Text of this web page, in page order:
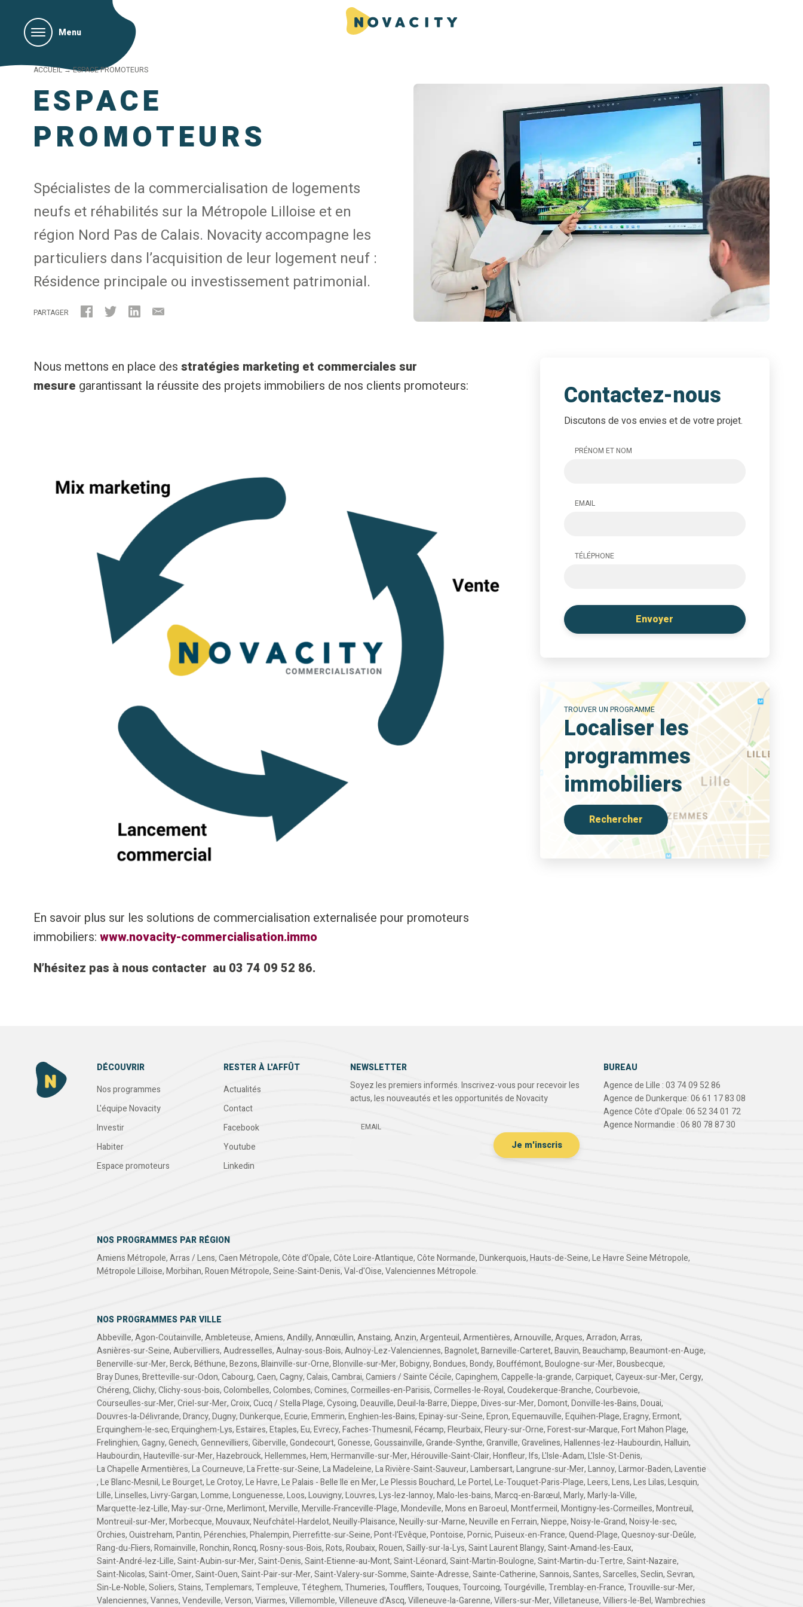
Menu
ACCUEIL→ESPACE PROMOTEURS
ESPACE
PROMOTEURS
Spécialistes de la commercialisation de logements
neufs et réhabilités sur la Métropole Lilloise et en
région Nord Pas de Calais. Novacity accompagne les
particuliers dans l’acquisition de leur logement neuf :
Résidence principale ou investissement patrimonial.
PARTAGER
Nous mettons en place des stratégies marketing et commerciales sur
mesure garantissant la réussite des projets immobiliers de nos clients promoteurs:
En savoir plus sur les solutions de commercialisation externalisée pour promoteurs
immobiliers: www.novacity-commercialisation.immo
N’hésitez pas à nous contacter au 03 74 09 52 86.
Contactez-nous
Discutons de vos envies et de votre projet.
PRÉNOM ET NOM
EMAIL
TÉLÉPHONE
TROUVER UN PROGRAMME
Localiser les
programmes
immobiliers
Rechercher
DÉCOUVRIR
Nos programmes
L'équipe Novacity
Investir
Habiter
Espace promoteurs
RESTER À L'AFFÛT
Actualités
Contact
Facebook
Youtube
Linkedin
NEWSLETTER
Soyez les premiers informés. Inscrivez-vous pour recevoir les
actus, les nouveautés et les opportunités de Novacity
EMAIL
BUREAU
Agence de Lille : 03 74 09 52 86
Agence de Dunkerque: 06 61 17 83 08
Agence Côte d'Opale: 06 52 34 01 72
Agence Normandie : 06 80 78 87 30
NOS PROGRAMMES PAR RÉGION
Amiens Métropole,Arras / Lens,Caen Métropole,Côte d’Opale,Côte Loire-Atlantique,Côte Normande,Dunkerquois,Hauts-de-Seine,Le Havre Seine Métropole,
Métropole Lilloise,Morbihan,Rouen Métropole,Seine-Saint-Denis,Val-d'Oise,Valenciennes Métropole.
NOS PROGRAMMES PAR VILLE
Abbeville,Agon-Coutainville,Ambleteuse,Amiens,Andilly,Annœullin,Anstaing,Anzin,Argenteuil,Armentières,Arnouville,Arques,Arradon,Arras,
Asnières-sur-Seine,Aubervilliers,Audresselles,Aulnay-sous-Bois,Aulnoy-Lez-Valenciennes,Bagnolet,Barneville-Carteret,Bauvin,Beauchamp,Beaumont-en-Auge,
Benerville-sur-Mer,Berck,Béthune,Bezons,Blainville-sur-Orne,Blonville-sur-Mer,Bobigny,Bondues,Bondy,Bouffémont,Boulogne-sur-Mer,Bousbecque,
Bray Dunes,Bretteville-sur-Odon,Cabourg,Caen,Cagny,Calais,Cambrai,Camiers / Sainte Cécile,Capinghem,Cappelle-la-grande,Carpiquet,Cayeux-sur-Mer,Cergy,
Chéreng,Clichy,Clichy-sous-bois,Colombelles,Colombes,Comines,Cormeilles-en-Parisis,Cormelles-le-Royal,Coudekerque-Branche,Courbevoie,
Courseulles-sur-Mer,Criel-sur-Mer,Croix,Cucq / Stella Plage,Cysoing,Deauville,Deuil-la-Barre,Dieppe,Dives-sur-Mer,Domont,Donville-les-Bains,Douai,
Douvres-la-Délivrande,Drancy,Dugny,Dunkerque,Ecurie,Emmerin,Enghien-les-Bains,Epinay-sur-Seine,Epron,Equemauville,Equihen-Plage,Eragny,Ermont,
Erquinghem-le-sec,Erquinghem-Lys,Estaires,Etaples,Eu,Evrecy,Faches-Thumesnil,Fécamp,Fleurbaix,Fleury-sur-Orne,Forest-sur-Marque,Fort Mahon Plage,
Frelinghien,Gagny,Genech,Gennevilliers,Giberville,Gondecourt,Gonesse,Goussainville,Grande-Synthe,Granville,Gravelines,Hallennes-lez-Haubourdin,Halluin,
Haubourdin,Hauteville-sur-Mer,Hazebrouck,Hellemmes,Hem,Hermanville-sur-Mer,Hérouville-Saint-Clair,Honfleur,Ifs,L'Isle-Adam,L'Isle-St-Denis,
La Chapelle Armentières,La Courneuve,La Frette-sur-Seine,La Madeleine,La Rivière-Saint-Sauveur,Lambersart,Langrune-sur-Mer,Lannoy,Larmor-Baden,Laventie
,Le Blanc-Mesnil,Le Bourget,Le Crotoy,Le Havre,Le Palais - Belle Ile en Mer,Le Plessis Bouchard,Le Portel,Le-Touquet-Paris-Plage,Leers,Lens,Les Lilas,Lesquin,
Lille,Linselles,Livry-Gargan,Lomme,Longuenesse,Loos,Louvigny,Louvres,Lys-lez-lannoy,Malo-les-bains,Marcq-en-Barœul,Marly,Marly-la-Ville,
Marquette-lez-Lille,May-sur-Orne,Merlimont,Merville,Merville-Franceville-Plage,Mondeville,Mons en Baroeul,Montfermeil,Montigny-les-Cormeilles,Montreuil,
Montreuil-sur-Mer,Morbecque,Mouvaux,Neufchâtel-Hardelot,Neuilly-Plaisance,Neuilly-sur-Marne,Neuville en Ferrain,Nieppe,Noisy-le-Grand,Noisy-le-sec,
Orchies,Ouistreham,Pantin,Pérenchies,Phalempin,Pierrefitte-sur-Seine,Pont-l'Evêque,Pontoise,Pornic,Puiseux-en-France,Quend-Plage,Quesnoy-sur-Deûle,
Rang-du-Fliers,Romainville,Ronchin,Roncq,Rosny-sous-Bois,Rots,Roubaix,Rouen,Sailly-sur-la-Lys,Saint Laurent Blangy,Saint-Amand-les-Eaux,
Saint-André-lez-Lille,Saint-Aubin-sur-Mer,Saint-Denis,Saint-Etienne-au-Mont,Saint-Léonard,Saint-Martin-Boulogne,Saint-Martin-du-Tertre,Saint-Nazaire,
Saint-Nicolas,Saint-Omer,Saint-Ouen,Saint-Pair-sur-Mer,Saint-Valery-sur-Somme,Sainte-Adresse,Sainte-Catherine,Sannois,Santes,Sarcelles,Seclin,Sevran,
Sin-Le-Noble,Soliers,Stains,Templemars,Templeuve,Téteghem,Thumeries,Toufflers,Touques,Tourcoing,Tourgéville,Tremblay-en-France,Trouville-sur-Mer,
Valenciennes,Vannes,Vendeville,Verson,Viarmes,Villemomble,Villeneuve d'Ascq,Villeneuve-la-Garenne,Villers-sur-Mer,Villetaneuse,Villiers-le-Bel,Wambrechies